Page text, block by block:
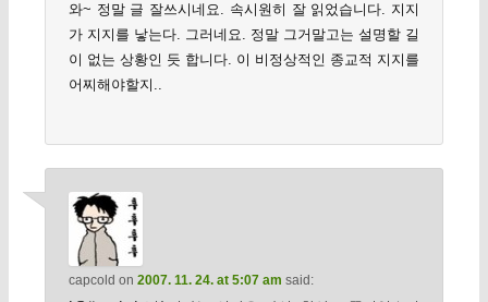
와~ 정말 글 잘쓰시네요. 속시원히 잘 읽었습니다. 지지
가 지지를 낳는다. 그러네요. 정말 그거말고는 설명할 길
이 없는 상황인 듯 합니다. 이 비정상적인 종교적 지지를
어찌해야할지..
capcold on 2007. 11. 24. at 5:07 am said: